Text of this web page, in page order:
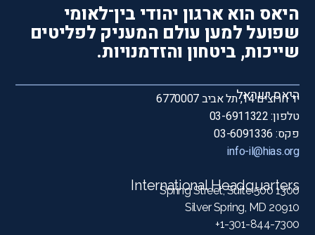
היאס הוא ארגון יהודי בין־לאומי
שפועל למען עולם המעניק לפליטים
שייכות, ביטחון והזדמנויות.
היאס ישראל
יד חרוצים 14, תל אביב 6770007
טלפון: 03-6911322
פקס: 03-6091336
info-il@hias.org
International Headquarters
1300 Spring Street, Suite 500
Silver Spring, MD 20910
1-301-844-7300+